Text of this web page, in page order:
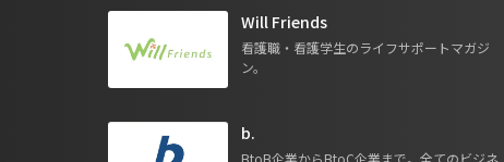
Will Friends
看護職・看護学生のライフサポートマガジ
ン。
b.
BtoB企業からBtoC企業まで。全てのビジネ